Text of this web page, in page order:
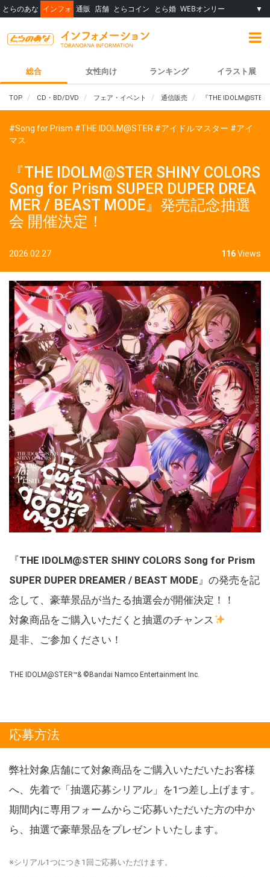
とらのあな インフォ 通販 店舗 とらコイン とら婚 WEBオンリー ▼
総合 女性向け ランキング イラスト展
TOP CD・BD/DVD フェア・イベント 通信販売 『THE
#Song for Prism #THE IDOLM@STER #アイドルマスター #アイ
マス
『THE IDOLM@STER SHINY COLORS
Song for Prism SUPER DUPER DREA
MER / BEAST MODE』発売記念抽選
会 開催決定！
2026.02.27 116Views
『THE IDOLM@STER SHINY COLORS Song for Prism
SUPER DUPER DREAMER / BEAST MODE 』の発売を記
念して、豪華景品が当たる抽選会が開催決定！！
対象商品をご購入いただくと抽選のチャンス
是非、ご参加ください！
THE IDOLM@STER™& ©Bandai Namco Entertainment Inc.
応募方法
弊社対象店舗にて対象商品をご購入いただいたお客様
へ、先着で「抽選応募シリアル」を1つ差し上げます。
期間内に専用フォームからご応募いただいた方の中か
ら、抽選で豪華景品をプレゼントいたします。
※シリアル1つにつき1回ご応募いただけます。